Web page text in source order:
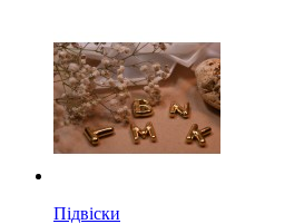
Підвіски